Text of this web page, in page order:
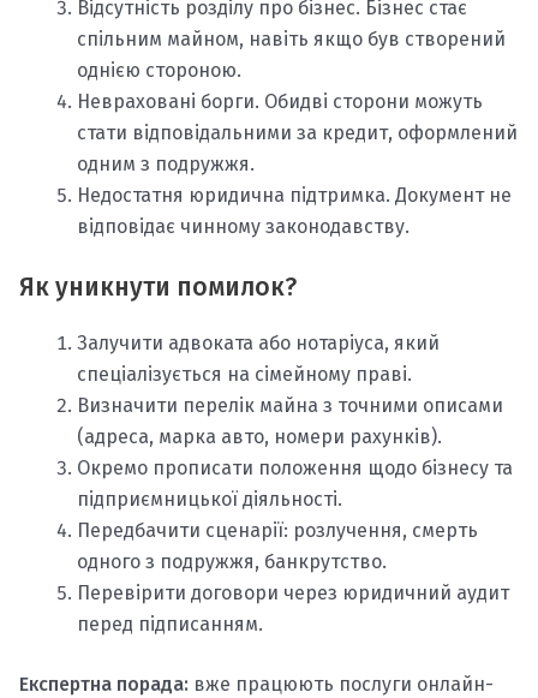
Відсутність розділу про бізнес. Бізнес стає
спільним майном, навіть якщо був створений
однією стороною.
Невраховані борги. Обидві сторони можуть
стати відповідальними за кредит, оформлений
одним з подружжя.
Недостатня юридична підтримка. Документ не
відповідає чинному законодавству.
Як уникнути помилок?
Залучити адвоката або нотаріуса, який
спеціалізується на сімейному праві.
Визначити перелік майна з точними описами
(адреса, марка авто, номери рахунків).
Окремо прописати положення щодо бізнесу та
підприємницької діяльності.
Передбачити сценарії: розлучення, смерть
одного з подружжя, банкрутство.
Перевірити договори через юридичний аудит
перед підписанням.
Експертна порада: вже працюють послуги онлайн-